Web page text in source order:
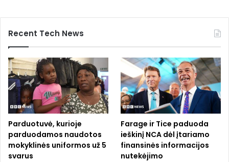
Recent Tech News
Parduotuvė, kurioje
parduodamos naudotos
mokyklinės uniformos už 5
svarus
Farage ir Tice paduoda
ieškinį NCA dėl įtariamo
finansinės informacijos
nutekėjimo